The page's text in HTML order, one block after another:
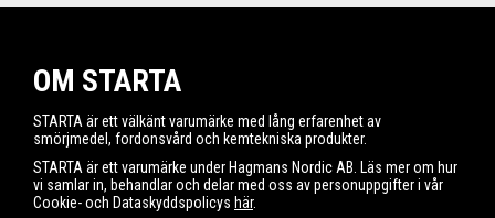
OM STARTA
STARTA är ett välkänt varumärke med lång erfarenhet av
smörjmedel, fordonsvård och kemtekniska produkter.
STARTA är ett varumärke under Hagmans Nordic AB. Läs mer om hur
vi samlar in, behandlar och delar med oss av personuppgifter i vår
Cookie- och Dataskyddspolicys här.